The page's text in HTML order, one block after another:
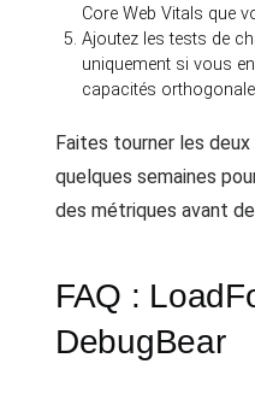
Core Web Vitals que
Ajoutez les tests de
uniquement si vous
capacités
Faites tourner les
quelques semaines
des métriques avant
FAQ :
DebugBear